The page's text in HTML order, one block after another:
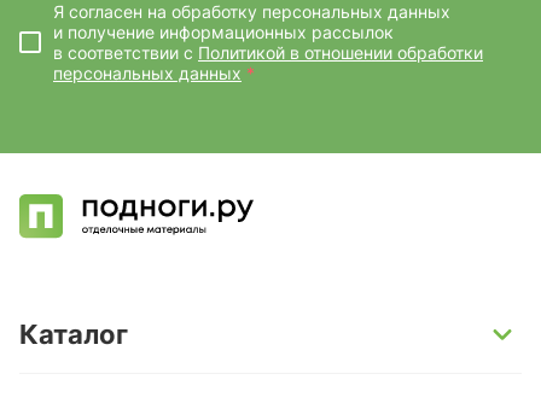
Я согласен на обработку персональных данных
и получение информационных рассылок
в соответствии с Политикой в отношении обработки
персональных данных *
Каталог